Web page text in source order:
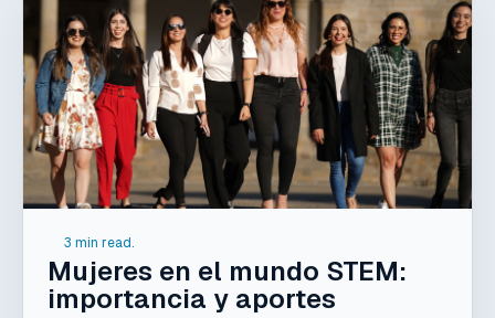
3 min read.
Mujeres en el mundo STEM:
importancia y aportes